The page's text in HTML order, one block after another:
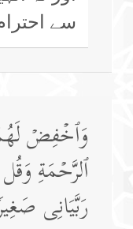
سے
وَٱخۡفِضۡ
ٱلرَّحۡمَةِ
رَبَّیَانِی